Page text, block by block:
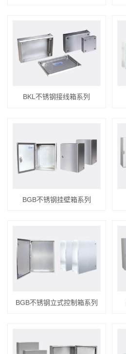
BKL不锈钢接线箱系列
BGB不锈钢挂壁箱系列
BGB不锈钢立式控制箱系列